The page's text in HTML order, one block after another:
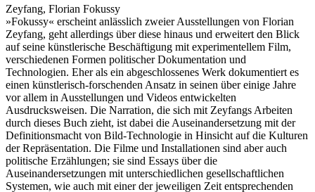
Zeyfang, Florian Fokussy
»Fokussy« erscheint anlässlich zweier Ausstellungen von Florian
Zeyfang, geht allerdings über diese hinaus und erweitert den Blick
auf seine künstlerische Beschäftigung mit experimentellem Film,
verschiedenen Formen politischer Dokumentation und
Technologien. Eher als ein abgeschlossenes Werk dokumentiert es
einen künstlerisch-forschenden Ansatz in seinen über einige Jahre
vor allem in Ausstellungen und Videos entwickelten
Ausdrucksweisen. Die Narration, die sich mit Zeyfangs Arbeiten
durch dieses Buch zieht, ist dabei die Auseinandersetzung mit der
Definitionsmacht von Bild-Technologie in Hinsicht auf die Kulturen
der Repräsentation. Die Filme und Installationen sind aber auch
politische Erzählungen; sie sind Essays über die
Auseinandersetzungen mit unterschiedlichen gesellschaftlichen
Systemen, wie auch mit einer der jeweiligen Zeit entsprechenden